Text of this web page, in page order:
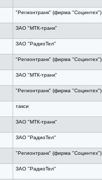
"Регионтранк" (фирма "Социнтех")
ЗАО "МТК-транк"
ЗАО "РадиоТел"
"Регионтранк" (фирма "Социнтех")
ЗАО "МТК-транк"
"Регионтранк" (фирма "Социнтех")
такси
ЗАО "МТК-транк"
ЗАО "РадиоТел"
"Регионтранк" (фирма "Социнтех")
ЗАО "РадиоТел"